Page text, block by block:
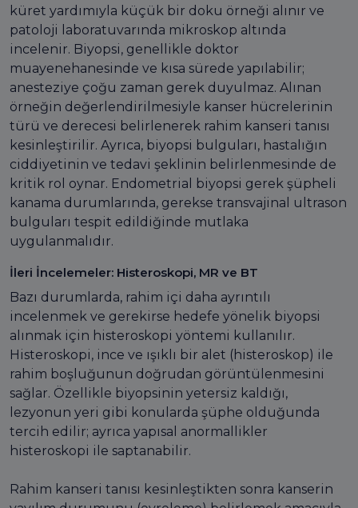
küret yardımıyla küçük bir doku örneği alınır ve
patoloji laboratuvarında mikroskop altında
incelenir. Biyopsi, genellikle doktor
muayenehanesinde ve kısa sürede yapılabilir;
anesteziye çoğu zaman gerek duyulmaz. Alınan
örneğin değerlendirilmesiyle kanser hücrelerinin
türü ve derecesi belirlenerek rahim kanseri tanısı
kesinleştirilir. Ayrıca, biyopsi bulguları, hastalığın
ciddiyetinin ve tedavi şeklinin belirlenmesinde de
kritik rol oynar. Endometrial biyopsi gerek şüpheli
kanama durumlarında, gerekse transvajinal ultrason
bulguları tespit edildiğinde mutlaka
uygulanmalıdır.
İleri İncelemeler: Histeroskopi, MR ve BT
Bazı durumlarda, rahim içi daha ayrıntılı
incelenmek ve gerekirse hedefe yönelik biyopsi
alınmak için histeroskopi yöntemi kullanılır.
Histeroskopi, ince ve ışıklı bir alet (histeroskop) ile
rahim boşluğunun doğrudan görüntülenmesini
sağlar. Özellikle biyopsinin yetersiz kaldığı,
lezyonun yeri gibi konularda şüphe olduğunda
tercih edilir; ayrıca yapısal anormallikler
histeroskopi ile saptanabilir.
Rahim kanseri tanısı kesinleştikten sonra kanserin